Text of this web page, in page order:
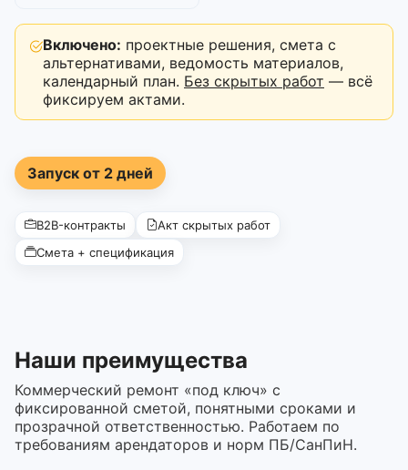
Включено: проектные решения, смета с
альтернативами, ведомость материалов,
календарный план. Без скрытых работ — всё
фиксируем актами.
Запуск от 2 дней
B2B-контракты
Акт скрытых работ
Смета + спецификация
Наши преимущества
Коммерческий ремонт «под ключ» с
фиксированной сметой, понятными сроками и
прозрачной ответственностью. Работаем по
требованиям арендаторов и норм ПБ/СанПиН.